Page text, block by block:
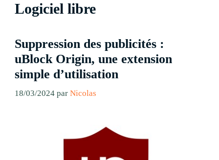
Logiciel libre
Suppression des publicités :
uBlock Origin, une extension
simple d’utilisation
18/03/2024 par Nicolas